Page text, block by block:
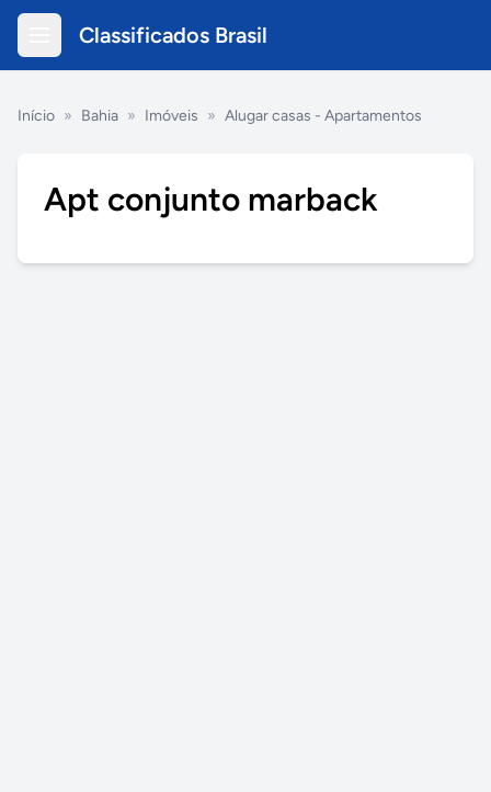
Classificados Brasil
Início » Bahia » Imóveis » Alugar casas - Apartamentos
Apt conjunto marback